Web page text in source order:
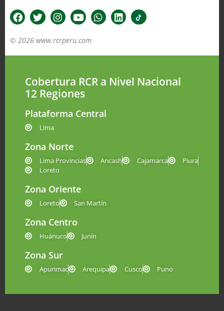
© 2026 www.rcrperu.com
Cobertura RCR a Nivel Nacional
12 Regiones
Plataforma Central
Lima
Zona Norte
Lima Provincias Ancash Cajamarca
Piura
Loreto
Zona Oriente
Loreto San Martín
Zona Centro
Huánuco Junín
Zona Sur
Apurimac Arequipa Cusco Puno